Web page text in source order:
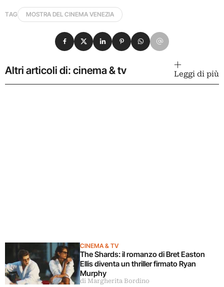
TAG MOSTRA DEL CINEMA VENEZIA
Condividi su Facebook
Condividi su X
Condividi su LinkedIn
Condividi su Pinterest
Condividi su WhatsApp
Condividi su Email
Altri articoli di: cinema & tv Leggi di più
CINEMA & TV
The Shards: il romanzo di Bret Easton
Ellis diventa un thriller firmato Ryan
Murphy
di Margherita Bordino